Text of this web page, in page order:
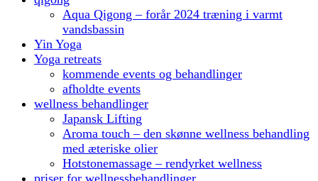
Aqua Qigong – forår 2024 træning i varmt
vandsbassin
Yin Yoga
Yoga retreats
kommende events og behandlinger
afholdte events
wellness behandlinger
Japansk Lifting
Aroma touch – den skønne wellness behandling
med æteriske olier
Hotstonemassage – rendyrket wellness
priser for wellnessbehandlinger